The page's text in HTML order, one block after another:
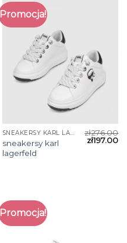
Promocja!
SNEAKERSY KARL LAGERFELD
sneakersy karl
lagerfeld
zł276.00
zł197.00
Promocja!